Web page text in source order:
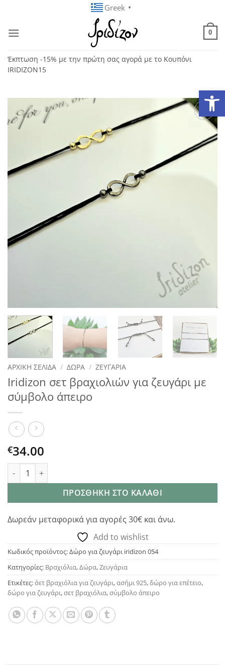
περιεχόμενο
Greek ▼
0
Έκπτωση -15% με την πρώτη σας αγορά με το Κουπόνι
IRIDIZON15
wishlist
ΑΡΧΙΚΉ ΣΕΛΊΔΑ / ΔΏΡΑ / ΖΕΥΓΆΡΙΑ
Iridizon σετ βραχιολιών για ζευγάρι με
σύμβολο άπειρο
€34.00
Iridizon σετ βραχιολιών για ζευγάρι με σύμβολο άπειρο
ΠΡΟΣΘΉΚΗ ΣΤΟ ΚΑΛΆΘΙ
Δωρεάν μεταφορικά για αγορές 30€ και άνω.
Add to wishlist
Κωδικός προϊόντος:Δώρο για ζευγάρι iridizon 054
Κατηγορίες: Βραχιόλια,Δώρα,Ζευγάρια
Ετικέτες:΄σετ βραχιόλια για ζευγάρι,ασήμι 925,δώρο για επέτειο,
δώρο για ζευγάρι,σετ βραχιόλια,σύμβολο άπειρο